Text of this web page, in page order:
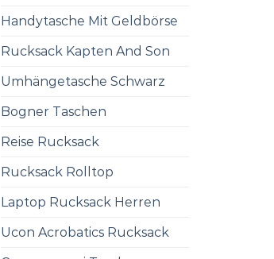
Handytasche Mit Geldbörse
Rucksack Kapten And Son
Umhängetasche Schwarz
Bogner Taschen
Reise Rucksack
Rucksack Rolltop
Laptop Rucksack Herren
Ucon Acrobatics Rucksack